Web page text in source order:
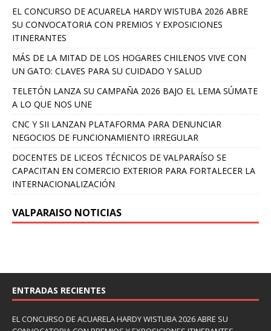
EL CONCURSO DE ACUARELA HARDY WISTUBA 2026 ABRE
SU CONVOCATORIA CON PREMIOS Y EXPOSICIONES
ITINERANTES
MÁS DE LA MITAD DE LOS HOGARES CHILENOS VIVE CON
UN GATO: CLAVES PARA SU CUIDADO Y SALUD
TELETÓN LANZA SU CAMPAÑA 2026 BAJO EL LEMA SÚMATE
A LO QUE NOS UNE
CNC Y SII LANZAN PLATAFORMA PARA DENUNCIAR
NEGOCIOS DE FUNCIONAMIENTO IRREGULAR
DOCENTES DE LICEOS TÉCNICOS DE VALPARAÍSO SE
CAPACITAN EN COMERCIO EXTERIOR PARA FORTALECER LA
INTERNACIONALIZACIÓN
VALPARAISO NOTICIAS
ENTRADAS RECIENTES
EL CONCURSO DE ACUARELA HARDY WISTUBA 2026 ABRE SU